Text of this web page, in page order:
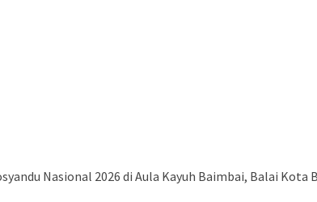
Nasional 2026 di Aula Kayuh Baimbai, Balai Kota